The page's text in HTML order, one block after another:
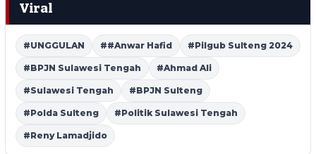
Viral
#UNGGULAN ##Anwar Hafid #Pilgub Sulteng 2024
#BPJN Sulawesi Tengah #Ahmad Ali
#Sulawesi Tengah #BPJN Sulteng
#Polda Sulteng #Politik Sulawesi Tengah
#Reny Lamadjido